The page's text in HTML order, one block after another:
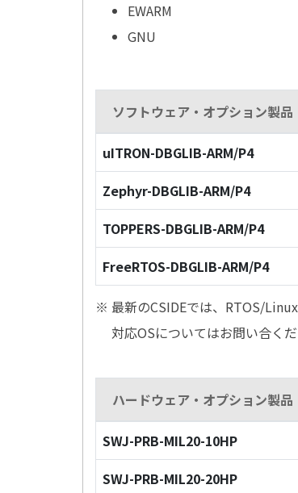
EWARM
GNU
ソフトウェア・オプション製品
uITRON-DBGLIB-ARM/P4
Zephyr-DBGLIB-ARM/P4
TOPPERS-DBGLIB-ARM/P4
FreeRTOS-DBGLIB-ARM/P4
※ 最新のCSIDEでは、RTOS/
対応OSについてはお問い合くだ
ハードウェア・オプション製品
SWJ-PRB-MIL20-10HP
SWJ-PRB-MIL20-20HP